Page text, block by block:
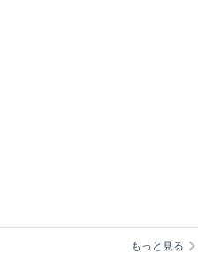
もっと見る